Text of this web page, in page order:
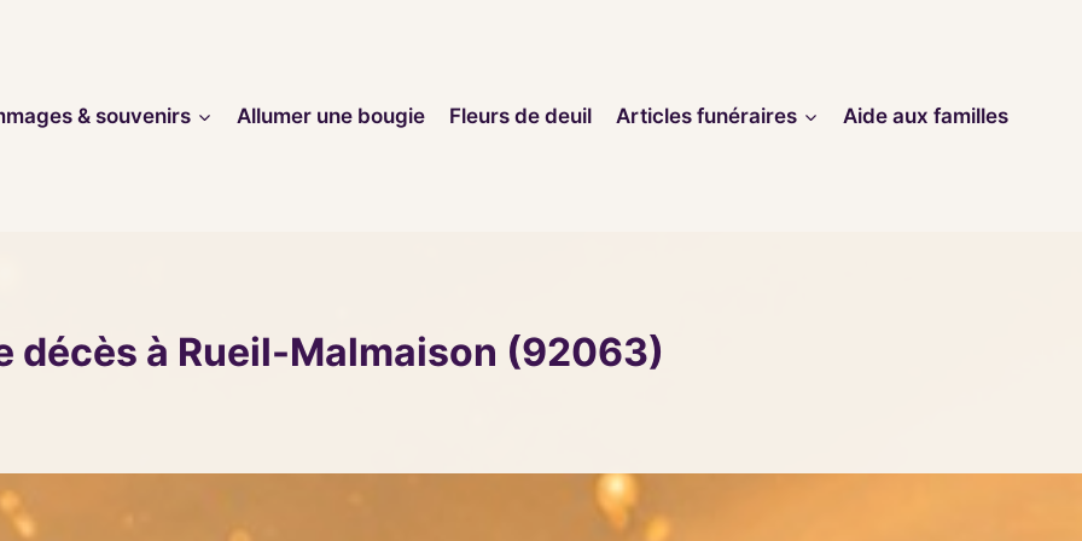
& souvenirs
Allumer une bougie Fleurs de deuil Articles funéraires Aide aux familles
décès à Rueil-Malmaison (92063)